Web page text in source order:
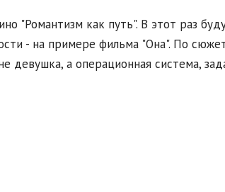
"Романтизм как путь". В этот раз
- на примере фильма "Она". По
девушка, а операционная система,